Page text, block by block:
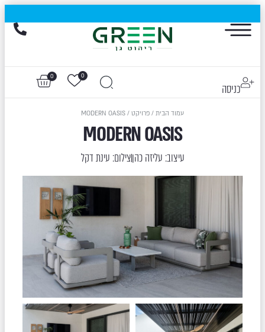
הייגולד- המותג שכבש את עולם החוץ, עכשיו בהנחות של עד 50%
כניסה
0
0
עמוד הבית / פרויקט / MODERN OASIS
MODERN OASIS
עיצוב: עליזה כהןצילום: עינת דקל